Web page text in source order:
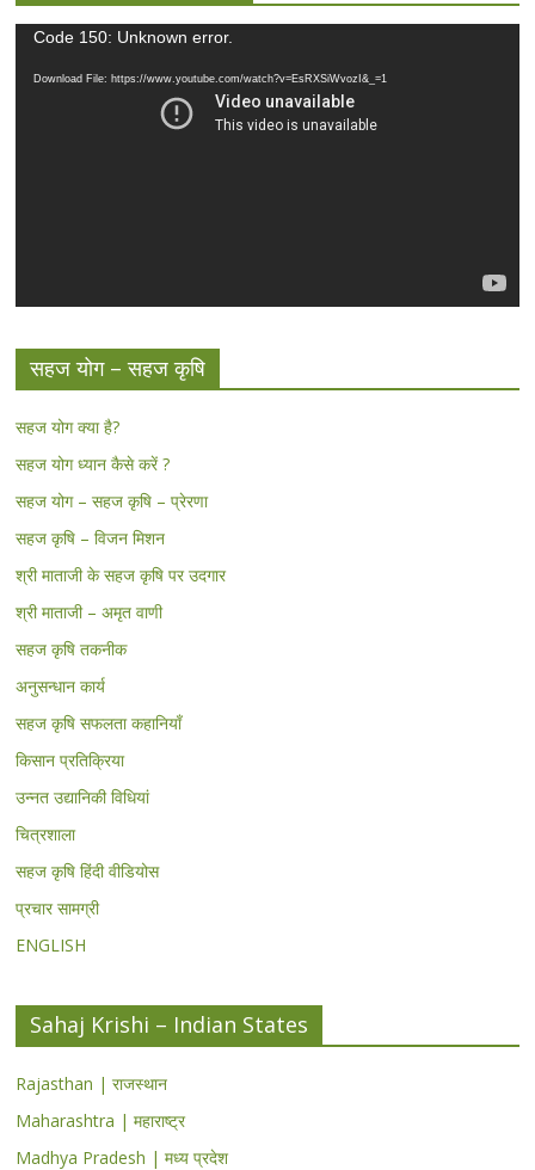
Video
Code 150: Unknown error.
Download File: https://www.youtube.com/watch?v=EsRXSiWvozI&_=1
सहज योग – सहज कृषि
सहज योग क्या है?
सहज योग ध्यान कैसे करें ?
सहज योग – सहज कृषि – प्रेरणा
सहज कृषि – विजन मिशन
श्री माताजी के सहज कृषि पर उदगार
श्री माताजी – अमृत वाणी
सहज कृषि तकनीक
अनुसन्धान कार्य
सहज कृषि सफलता कहानियाँ
किसान प्रतिक्रिया
उन्नत उद्यानिकी विधियां
चित्रशाला
सहज कृषि हिंदी वीडियोस
प्रचार सामग्री
ENGLISH
Sahaj Krishi – Indian States
Rajasthan | राजस्थान
Maharashtra | महाराष्ट्र
Madhya Pradesh | मध्य प्रदेश